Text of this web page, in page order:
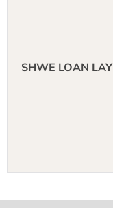
SHWE LOAN LAY